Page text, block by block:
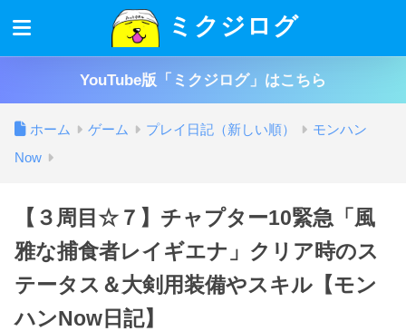
ミクジログ
YouTube版「ミクジログ」はこちら
ホーム ゲーム プレイ日記（新しい順）
モンハン
Now
【３周目☆７】チャプター10緊急「風
雅な捕食者レイギエナ」クリア時のス
テータス＆大剣用装備やスキル【モン
ハンNow日記】